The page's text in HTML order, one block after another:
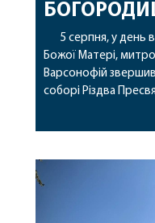
5 серпня, у день
Божої Матері,
Варсонофій
соборі Різдва
Його
священному сані.
особливі молитви за